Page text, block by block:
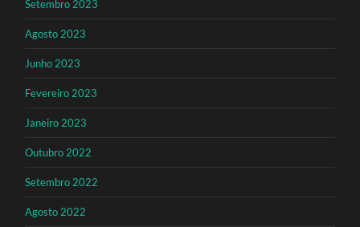
Setembro 2023
Agosto 2023
Junho 2023
Fevereiro 2023
Janeiro 2023
Outubro 2022
Setembro 2022
Agosto 2022